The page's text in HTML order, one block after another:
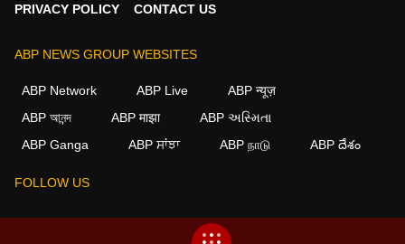
PRIVACY POLICY
CONTACT US
ABP NEWS GROUP WEBSITES
ABP Network ABP Live
ABP न्यूज़
ABP আনন্দ
ABP माझा
ABP અસ્મિતા
ABP Ganga
ABP ਸਾਂਝਾ ABP நாடு ABP దేశం
FOLLOW US